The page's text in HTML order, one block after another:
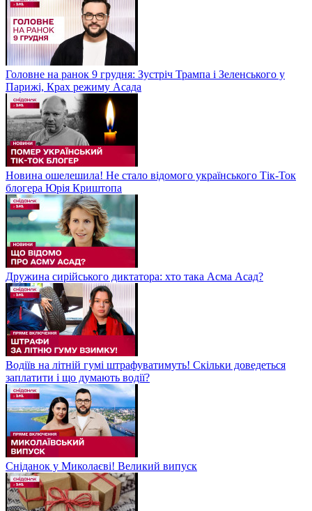
Головне на ранок 9 грудня: Зустріч Трампа і Зеленського у
Парижі, Крах режиму Асада
Новина ошелешила! Не стало відомого українського Тік-Ток
блогера Юрія Криштопа
Дружина сирійського диктатора: хто така Асма Асад?
Водіїв на літній гумі штрафуватимуть! Скільки доведеться
заплатити і що думають водії?
Сніданок у Миколаєві! Великий випуск